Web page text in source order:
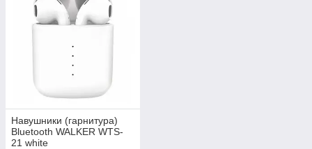
Навушники (гарнитура)
Bluetooth WALKER WTS-
21 white